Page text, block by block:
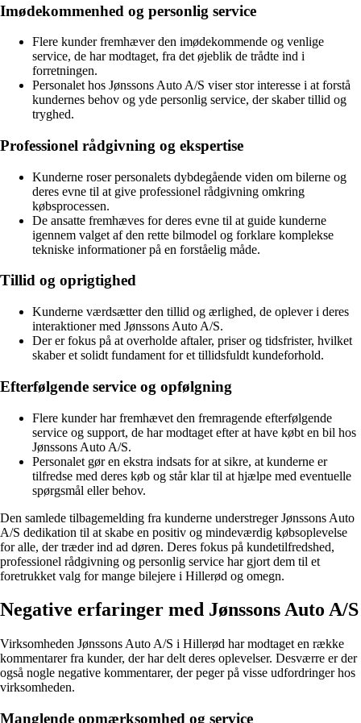
Imødekommenhed og personlig service
Flere kunder fremhæver den imødekommende og venlige
service, de har modtaget, fra det øjeblik de trådte ind i
forretningen.
Personalet hos Jønssons Auto A/S viser stor interesse i at forstå
kundernes behov og yde personlig service, der skaber tillid og
tryghed.
Professionel rådgivning og ekspertise
Kunderne roser personalets dybdegående viden om bilerne og
deres evne til at give professionel rådgivning omkring
købsprocessen.
De ansatte fremhæves for deres evne til at guide kunderne
igennem valget af den rette bilmodel og forklare komplekse
tekniske informationer på en forståelig måde.
Tillid og oprigtighed
Kunderne værdsætter den tillid og ærlighed, de oplever i deres
interaktioner med Jønssons Auto A/S.
Der er fokus på at overholde aftaler, priser og tidsfrister, hvilket
skaber et solidt fundament for et tillidsfuldt kundeforhold.
Efterfølgende service og opfølgning
Flere kunder har fremhævet den fremragende efterfølgende
service og support, de har modtaget efter at have købt en bil hos
Jønssons Auto A/S.
Personalet gør en ekstra indsats for at sikre, at kunderne er
tilfredse med deres køb og står klar til at hjælpe med eventuelle
spørgsmål eller behov.
Den samlede tilbagemelding fra kunderne understreger Jønssons Auto
A/S dedikation til at skabe en positiv og mindeværdig købsoplevelse
for alle, der træder ind ad døren. Deres fokus på kundetilfredshed,
professionel rådgivning og personlig service har gjort dem til et
foretrukket valg for mange bilejere i Hillerød og omegn.
Negative erfaringer med Jønssons Auto A/S
Virksomheden Jønssons Auto A/S i Hillerød har modtaget en række
kommentarer fra kunder, der har delt deres oplevelser. Desværre er der
også nogle negative kommentarer, der peger på visse udfordringer hos
virksomheden.
Manglende opmærksomhed og service